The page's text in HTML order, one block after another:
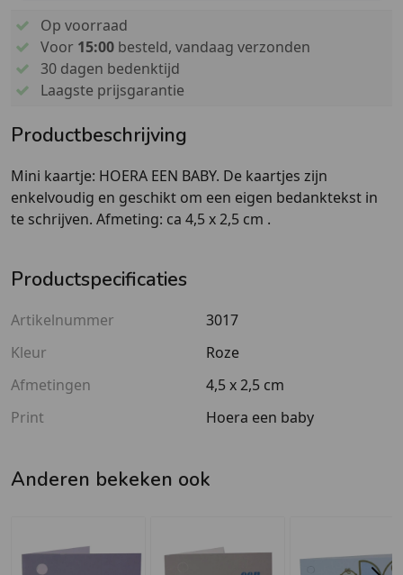
Op voorraad
Voor 15:00besteld, vandaag verzonden
30 dagen bedenktijd
Laagste prijsgarantie
Productbeschrijving
Mini kaartje: HOERA EEN BABY. De kaartjes zijn
enkelvoudig en geschikt om een eigen bedanktekst in
te schrijven. Afmeting: ca 4,5 x 2,5 cm .
Productspecificaties
Artikelnummer
3017
Kleur
Roze
Afmetingen
4,5 x 2,5 cm
Print
Hoera een baby
Anderen bekeken ook